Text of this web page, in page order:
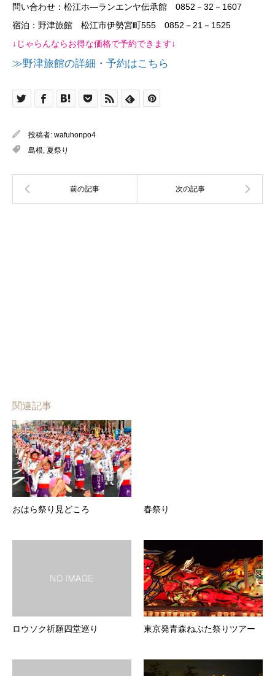
問い合わせ：松江ホ―ランエンヤ伝承館 0852－32－1607
宿泊：野津旅館 松江市伊勢宮町555 0852－21－1525
↓じゃらんならお得な価格で予約できます↓
≫野津旅館の詳細・予約はこちら
投稿者: wafuhonpo4
島根, 夏祭り
関連記事
おはら祭り見どころ 春祭り
ロウソク祈願四堂巡り 東京発青森ねぶた祭りツアー